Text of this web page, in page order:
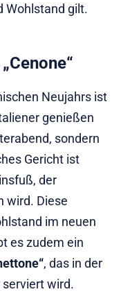
Wohlstand gilt.
Neujahrs ist
genießen
sondern
Gericht ist
der
wird. Diese
im neuen
es zudem ein
, das in der
wird.